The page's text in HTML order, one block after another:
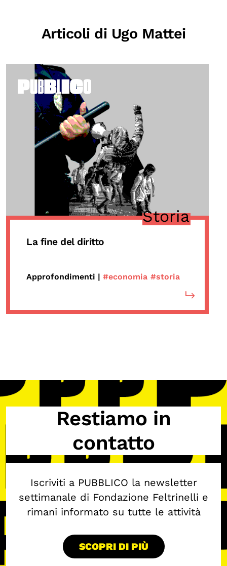
Mostre digitali
I CONTENUTI
Osservatori di ricerca
Progetti Nazionali
Progetti Internazionali
Pubblicazioni
Storie di Resistenza, ottant’anni dopo
Calendario civile
Elezioni dal mondo
Podcast
OLTRE LA SCUOLA
Programmi per le scuole
Classici del Pensiero Politico
Articoli di Ugo Mattei
Storia
La fine del diritto
Approfondimenti | #economia #storia
Restiamo in
contatto
Iscriviti a PUBBLICO la newsletter
settimanale di Fondazione Feltrinelli e
rimani informato su tutte le attività
SCOPRI DI PIÙ